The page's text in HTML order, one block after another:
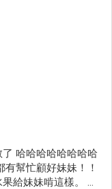
哈
妹妹啃這樣。 不